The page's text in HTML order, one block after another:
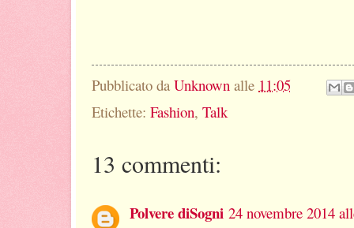
Pubblicato da Unknown alle 11:05
Etichette: Fashion, Talk
13 commenti:
Polvere diSogni 24 novembre 2014